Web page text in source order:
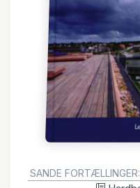
SANDE